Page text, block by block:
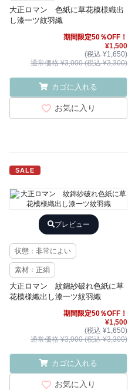
大正ロマン 色紙に草花模様織出
し漆一ツ紋羽織
期間限定50％OFF！
¥1,500
(税込 ¥1,650)
通常価格 ¥3,000 (税込 ¥3,300)
カゴに入れる
お気に入り
SALE
プレビュー
状態：非常によい
素材：正絹
大正ロマン 紋錦紗破れ色紙に草
花模様織出し漆一ツ紋羽織
期間限定50％OFF！
¥1,500
(税込 ¥1,650)
通常価格 ¥3,000 (税込 ¥3,300)
カゴに入れる
お気に入り